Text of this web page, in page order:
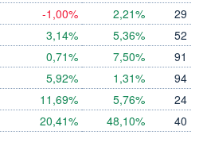
-1,00%
3,14%
0,71%
5,92%
11,69%
20,41%
2,21%
5,36%
7,50%
1,31%
5,76%
48,10%
29
52
91
94
24
40